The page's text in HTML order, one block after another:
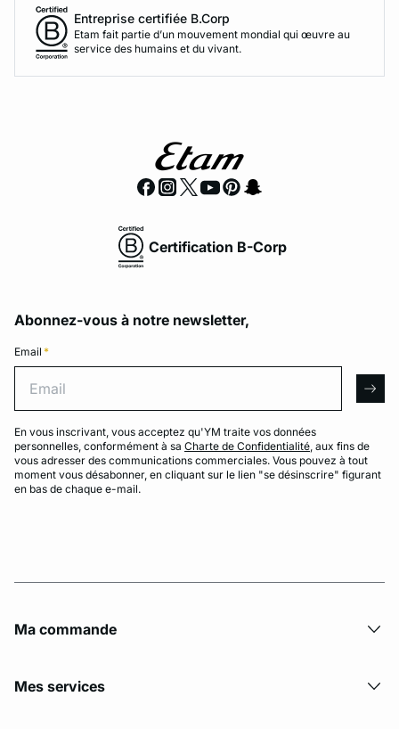
Entreprise certifiée B.Corp
Etam fait partie d’un mouvement mondial qui œuvre au
service des humains et du vivant.
Certification B-Corp
Abonnez-vous à notre newsletter,
Email *
En vous inscrivant, vous acceptez qu'YM traite vos données
personnelles, conformément à sa Charte de Confidentialité, aux fins de
vous adresser des communications commerciales. Vous pouvez à tout
moment vous désabonner, en cliquant sur le lien "se désinscrire" figurant
en bas de chaque e-mail.
Ma commande
Mes services